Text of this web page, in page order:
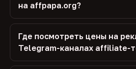
на affpapa.org?
Где посмотреть цены на
Telegram-каналах affiliate-